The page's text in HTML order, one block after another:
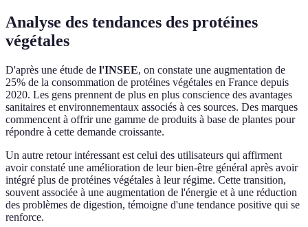
Analyse des tendances des protéines
végétales
D'après une étude de l'INSEE, on constate une augmentation de
25% de la consommation de protéines végétales en France depuis
2020. Les gens prennent de plus en plus conscience des avantages
sanitaires et environnementaux associés à ces sources. Des marques
commencent à offrir une gamme de produits à base de plantes pour
répondre à cette demande croissante.
Un autre retour intéressant est celui des utilisateurs qui affirment
avoir constaté une amélioration de leur bien-être général après avoir
intégré plus de protéines végétales à leur régime. Cette transition,
souvent associée à une augmentation de l'énergie et à une réduction
des problèmes de digestion, témoigne d'une tendance positive qui se
renforce.